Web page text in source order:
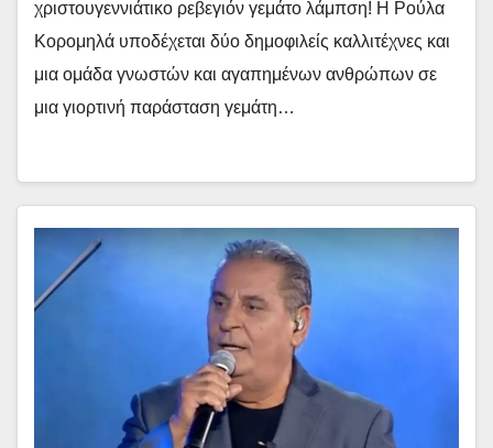
χριστουγεννιάτικο ρεβεγιόν γεμάτο λάμπση! Η Ρούλα
Κορομηλά υποδέχεται δύο δημοφιλείς καλλιτέχνες και
μια ομάδα γνωστών και αγαπημένων ανθρώπων σε
μια γιορτινή παράσταση γεμάτη…